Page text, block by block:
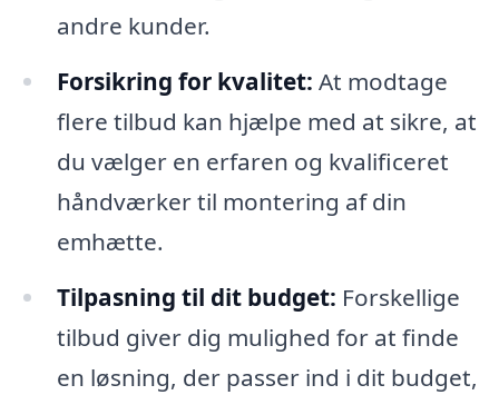
andre kunder.
Forsikring for kvalitet: At modtage
flere tilbud kan hjælpe med at sikre, at
du vælger en erfaren og kvalificeret
håndværker til montering af din
emhætte.
Tilpasning til dit budget: Forskellige
tilbud giver dig mulighed for at finde
en løsning, der passer ind i dit budget,